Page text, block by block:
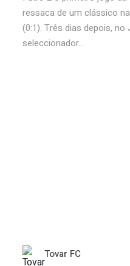
ressaca de um clássico
(0:1). Três dias depois, no
seleccionador...
Tovar FC